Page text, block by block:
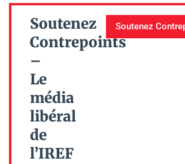
Soutenez
Contrepoints
–
Le
média
libéral
de
l’IREF
Soutenez